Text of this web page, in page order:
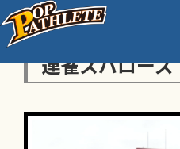
連雀スパローズ